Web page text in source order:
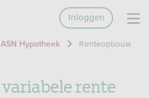
Inloggen
Hypotheek
Renteopbouw
rente